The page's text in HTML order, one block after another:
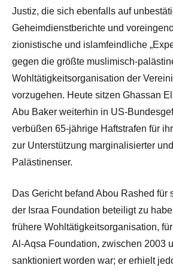
Justiz, die sich ebenfalls auf
Geheimdienstberichte und
zionistische und islamfeindliche
gegen die größte muslimisch-
Wohltätigkeitsorganisation der
vorzugehen. Heute sitzen Ghassan
Abu Baker weiterhin in US-
verbüßen 65-jährige Haftstrafen für
zur Unterstützung marginalisierter
Palästinenser.
Das Gericht befand Abou Rashed für
der Israa Foundation beteiligt zu
frühere Wohltätigkeitsorganisation,
Al-Aqsa Foundation, zwischen 2003
sanktioniert worden war; er erhielt